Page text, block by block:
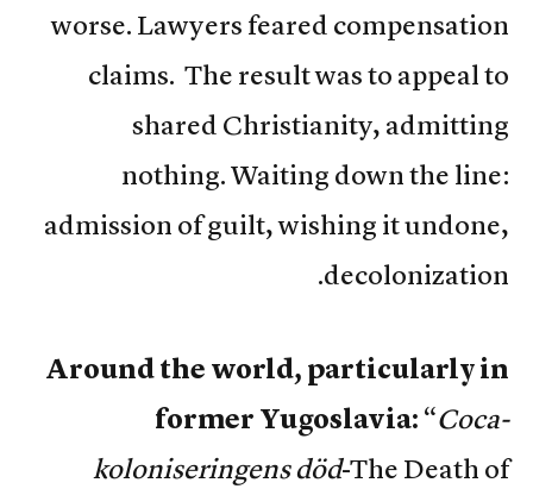
worse. Lawyers feared compensation
claims. The result was to appeal to
shared Christianity, admitting
nothing. Waiting down the line:
admission of guilt, wishing it undone,
decolonization.
Around the world, particularly in
former Yugoslavia: “Coca-
koloniseringens död-The Death of